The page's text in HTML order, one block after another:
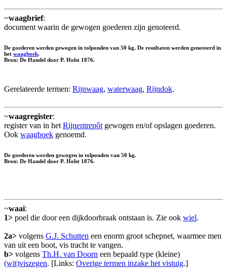
~waagbrief:
document waarin de gewogen goederen zijn genoteerd.
De goederen werden gewogen in tolponden van 50 kg. De resultaten werden genoteerd in
het waagboek.
Bron: De Handel door P. Holst 1876.
Gerelateerde termen: Rijnwaag, waterwaag, Rijndok.
~waagregister:
register van in het Rijnentrepôt gewogen en/of opslagen goederen.
Ook waagboek genoemd.
De goederen worden gewogen in tolponden van 50 kg.
Bron: De Handel door P. Holst 1876.
~waai:
1> poel die door een dijkdoorbraak ontstaan is. Zie ook wiel.
2a> volgens G.J. Schutten een enorm groot schepnet, waarmee men
van uit een boot, vis tracht te vangen.
b> volgens Th.H. van Doorn een bepaald type (kleine)
(wit)viszegen. [Links: Overige termen inzake het vistuig.]